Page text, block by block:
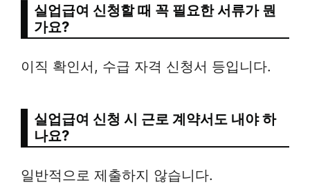
실업급여 신청할 때 꼭 필요한 서류가 뭔
가요?
이직 확인서, 수급 자격 신청서 등입니다.
실업급여 신청 시 근로 계약서도 내야 하
나요?
일반적으로 제출하지 않습니다.